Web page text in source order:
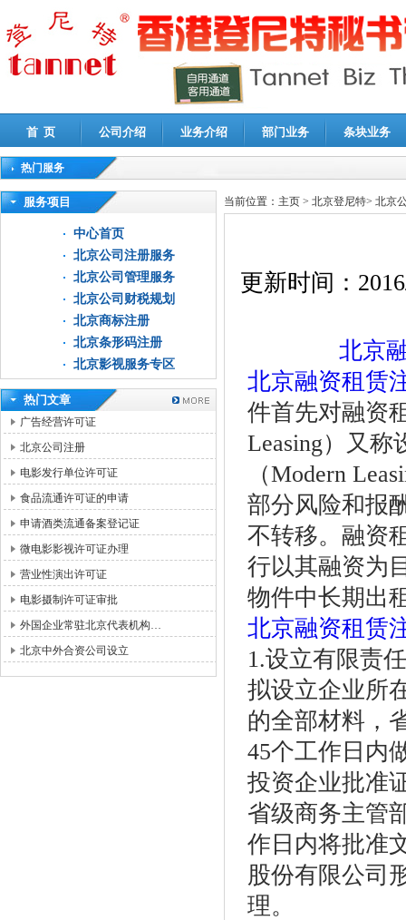
首 页 公司介绍 业务介绍 部门业务 条块业务
热门服务
高新技术企业认定审计|企业所得税汇算清缴申报鉴证
服务项目
中心首页
北京公司注册服务
北京公司管理服务
北京公司财税规划
北京商标注册
北京条形码注册
北京影视服务专区
热门文章
广告经营许可证
北京公司注册
电影发行单位许可证
食品流通许可证的申请
申请酒类流通备案登记证
微电影影视许可证办理
营业性演出许可证
电影摄制许可证审批
外国企业常驻北京代表机构…
北京中外合资公司设立
当前位置： 主页 > 北京登尼特> 北京
更新时间：
北京
北京融资租赁
件首先对融资
Leasing）又称
（Modern
部分风险和报
不转移。融资
行以其融资为
物件中长期出
北京融资租赁
1.设立有限责
拟设立企业所
的全部材料，
45个工作日内
投资企业批准
省级商务主管
作日内将批准
股份有限公司
理。